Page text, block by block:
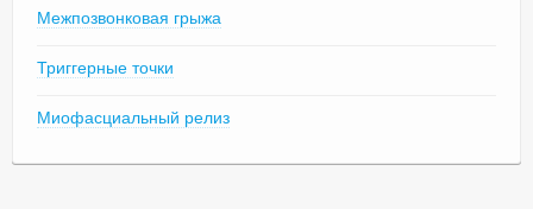
Межпозвонковая грыжа
Триггерные точки
Миофасциальный релиз